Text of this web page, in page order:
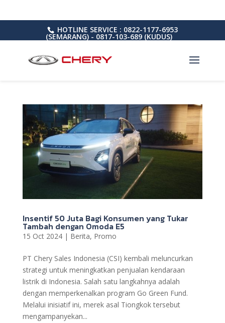
HOTLINE SERVICE : 0822-1177-6953
(SEMARANG) - 0817-103-689 (KUDUS)
Insentif 50 Juta Bagi Konsumen yang Tukar
Tambah dengan Omoda E5
15 Oct 2024| Berita, Promo
PT Chery Sales Indonesia (CSI) kembali meluncurkan
strategi untuk meningkatkan penjualan kendaraan
listrik di Indonesia. Salah satu langkahnya adalah
dengan memperkenalkan program Go Green Fund.
Melalui inisiatif ini, merek asal Tiongkok tersebut
mengampanyekan...